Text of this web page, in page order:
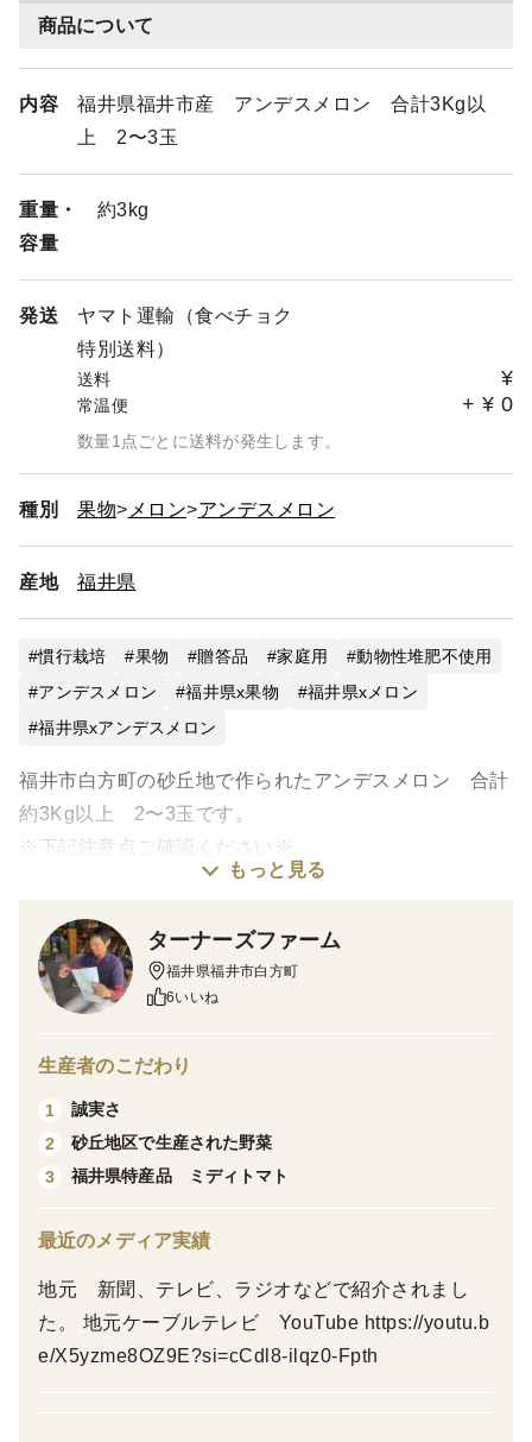
商品について
内容
福井県福井市産 アンデスメロン 合計3Kg以
上 2〜3玉
重量・
容量
約3kg
発送
ヤマト運輸（食べチョク
特別送料）
送料 ¥
常温便 + ¥ 0
数量1点ごとに送料が発生します。
種別 果物 メロン アンデスメロン
産地 福井県
慣行栽培 果物 贈答品 家庭用
動物性堆肥不使用
アンデスメロン
福井県x果物
福井県xメロン
福井県xアンデスメロン
福井市白方町の砂丘地で作られたアンデスメロン 合計
約3Kg以上 2〜3玉です。
※下記注意点ご確認ください※
果肉は緑色で、甘味が強くて果汁たっぷり。 マスクメ
ロンに似た風味があり、熟した果肉はジューシーでとろ
できる限り綺麗な外観を維持できるように全体を吊り上
げる立体栽培で育成しています。
く甘い果物生産に適した地区です。
食べ頃日付シールを貼ります。食べ頃までは常温保存し
てください。
※注意点※
もっと見る
ターナーズファーム
福井県福井市白方町
6いいね
生産者のこだわり
1
誠実さ
2
砂丘地区で生産された野菜
3
福井県特産品 ミディトマト
最近のメディア実績
地元 新聞、テレビ、ラジオなどで紹介されまし
た。 地元ケーブルテレビ YouTube https://youtu.b
e/X5yzme8OZ9E?si=cCdl8-ilqz0-Fpth